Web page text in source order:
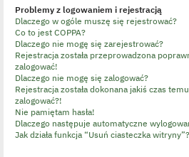
Problemy z logowaniem i rejestracją
Dlaczego w ogóle muszę się rejestrować?
Co to jest COPPA?
Dlaczego nie mogę się zarejestrować?
Rejestracja została przeprowadzona
zalogować!
Dlaczego nie mogę się zalogować?
Rejestracja została dokonana jakiś czas
zalogować?!
Nie pamiętam hasła!
Dlaczego następuje automatyczne
Jak działa funkcja “Usuń ciasteczka witryny”?